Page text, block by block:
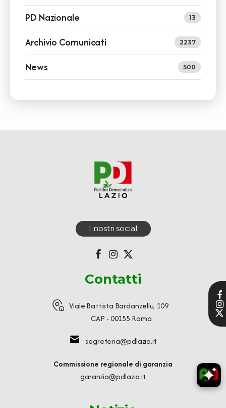
PD Nazionale 13
Archivio Comunicati 2237
News 500
I nostri social
Contatti
Viale Battista Bardanzellu, 109
CAP - 00155 Roma
segreteria@pdlazio.it
Commissione regionale di garanzia
garanzia@pdlazio.it